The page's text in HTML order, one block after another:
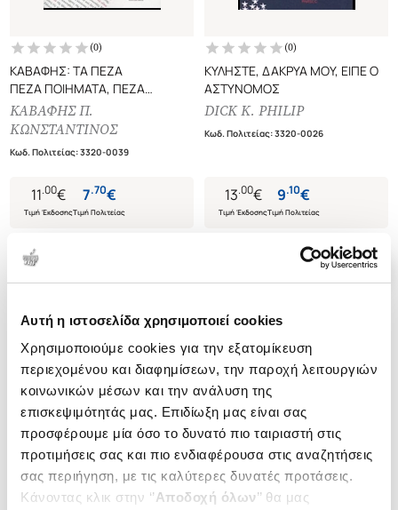
Αυτή η ιστοσελίδα χρησιμοποιεί cookies
Χρησιμοποιούμε cookies για την εξατομίκευση
περιεχομένου και διαφημίσεων, την παροχή λειτουργιών
κοινωνικών μέσων και την ανάλυση της
επισκεψιμότητάς μας. Επιδίωξη μας είναι σας
προσφέρουμε μία όσο το δυνατό πιο ταιριαστή στις
προτιμήσεις σας και πιο ενδιαφέρουσα στις αναζητήσεις
σας περιήγηση, με τις καλύτερες δυνατές προτάσεις.
Κάνοντας κλικ στην ‘’Αποδοχή όλων’’ θα μας
(0)
ΚΑΒΑΦΗΣ: ΤΑ ΠΕΖΑ
ΠΕΖΑ ΠΟΙΗΜΑΤΑ, ΠΕΖΑ
ΚΡΥΜΜΕΝΑ, ΑΡΘΟΓΡΑΦΙΑ -
ΜΕΛΕΤΕΣ, ΚΡΙΤΙΚΑ ΣΗΜΕΙΩΜΑΤΑ
ΚΑΒΑΦΗΣ Π.
ΚΩΝΣΤΑΝΤΙΝΟΣ
Κωδ. Πολιτείας:3320-0039
11.00€
Τιμή Έκδοσης
7.70€
Τιμή Πολιτείας
(0)
ΚΥΛΗΣΤΕ, ΔΑΚΡΥΑ ΜΟΥ, ΕΙΠΕ Ο
ΑΣΤΥΝΟΜΟΣ
DICK K. PHILIP
Κωδ. Πολιτείας:3320-0026
13.00€
Τιμή Έκδοσης
9.10€
Τιμή Πολιτείας